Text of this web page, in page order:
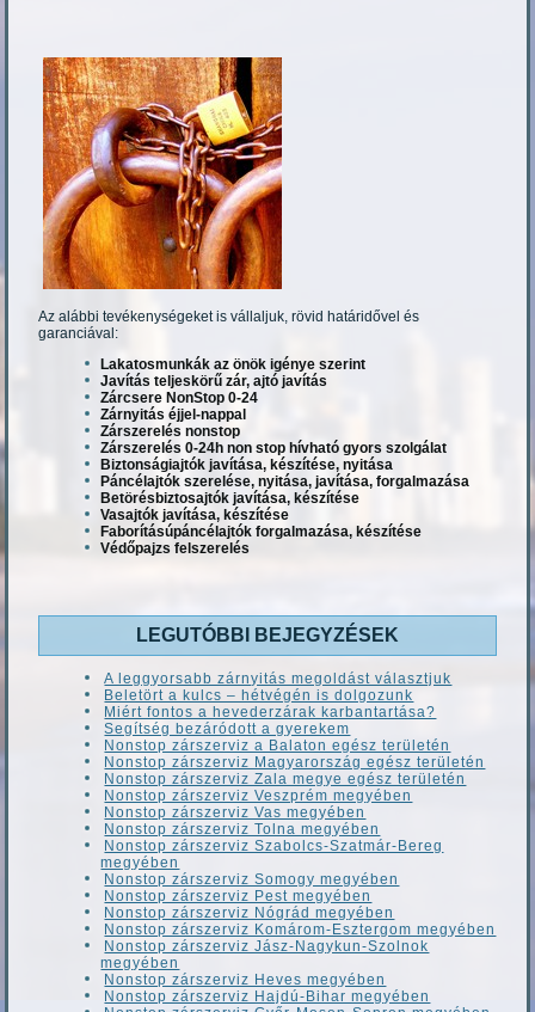
Az alábbi tevékenységeket is vállaljuk, rövid határidővel és
garanciával:
Lakatosmunkák az önök igénye szerint
Javítás teljeskörű zár, ajtó javítás
Zárcsere NonStop 0-24
Zárnyitás éjjel-nappal
Zárszerelés nonstop
Zárszerelés 0-24h non stop hívható gyors szolgálat
Biztonságiajtók javítása, készítése, nyitása
Páncélajtók szerelése, nyitása, javítása, forgalmazása
Betörésbiztosajtók javítása, készítése
Vasajtók javítása, készítése
Faborításúpáncélajtók forgalmazása, készítése
Védőpajzs felszerelés
LEGUTÓBBI BEJEGYZÉSEK
A leggyorsabb zárnyitás megoldást választjuk
Beletört a kulcs – hétvégén is dolgozunk
Miért fontos a hevederzárak karbantartása?
Segítség bezáródott a gyerekem
Nonstop zárszerviz a Balaton egész területén
Nonstop zárszerviz Magyarország egész területén
Nonstop zárszerviz Zala megye egész területén
Nonstop zárszerviz Veszprém megyében
Nonstop zárszerviz Vas megyében
Nonstop zárszerviz Tolna megyében
Nonstop zárszerviz Szabolcs-Szatmár-Bereg
megyében
Nonstop zárszerviz Somogy megyében
Nonstop zárszerviz Pest megyében
Nonstop zárszerviz Nógrád megyében
Nonstop zárszerviz Komárom-Esztergom megyében
Nonstop zárszerviz Jász-Nagykun-Szolnok
megyében
Nonstop zárszerviz Heves megyében
Nonstop zárszerviz Hajdú-Bihar megyében